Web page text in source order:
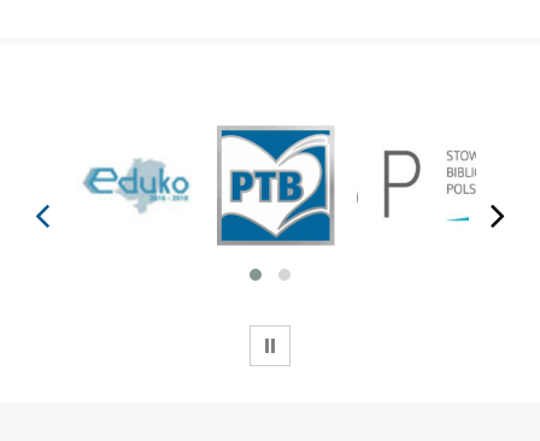
prev next
WSTRZYMAJ